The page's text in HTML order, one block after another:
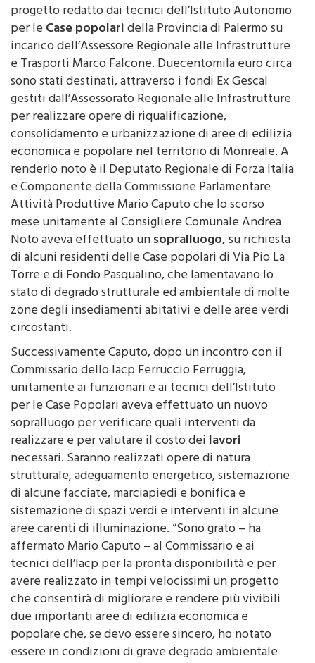
La Giunta Regionale siciliana ha approvato il
progetto redatto dai tecnici dell’Istituto Autonomo
per leCase popolaridella Provincia di Palermo su
incarico dell’Assessore Regionale alle Infrastrutture
e Trasporti Marco Falcone. Duecentomila euro circa
sono stati destinati, attraverso i fondi Ex Gescal
gestiti dall’Assessorato Regionale alle Infrastrutture
per realizzare opere di riqualificazione,
consolidamento e urbanizzazione di aree di edilizia
economica e popolare nel territorio di Monreale. A
renderlo noto è il Deputato Regionale di Forza Italia
e Componente della Commissione Parlamentare
Attività Produttive Mario Caputo che lo scorso
mese unitamente al Consigliere Comunale Andrea
Noto aveva effettuato unsopralluogo,su richiesta
di alcuni residenti delle Case popolari di Via Pio La
Torre e di Fondo Pasqualino, che lamentavano lo
stato di degrado strutturale ed ambientale di molte
zone degli insediamenti abitativi e delle aree verdi
circostanti.
Successivamente Caputo, dopo un incontro con il
Commissario dello Iacp Ferruccio Ferruggia,
unitamente ai funzionari e ai tecnici dell’Istituto
per le Case Popolari aveva effettuato un nuovo
sopralluogo per verificare quali interventi da
realizzare e per valutare il costo deilavori
necessari. Saranno realizzati opere di natura
strutturale, adeguamento energetico, sistemazione
di alcune facciate, marciapiedi e bonifica e
sistemazione di spazi verdi e interventi in alcune
aree carenti di illuminazione. “Sono grato – ha
affermato Mario Caputo – al Commissario e ai
tecnici dell’Iacp per la pronta disponibilità e per
avere realizzato in tempi velocissimi un progetto
che consentirà di migliorare e rendere più vivibili
due importanti aree di edilizia economica e
popolare che, se devo essere sincero, ho notato